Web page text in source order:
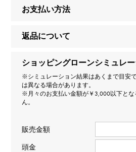
TwinPinky
型番
タイプ
レディース
お支払い方法
返品について
ショッピングローンシミュレ
※シミュレーション結果はあくまで目安
は異なる場合があります。
※月々のお支払い金額が￥3,000以下とな
ん。
販売金額
頭金